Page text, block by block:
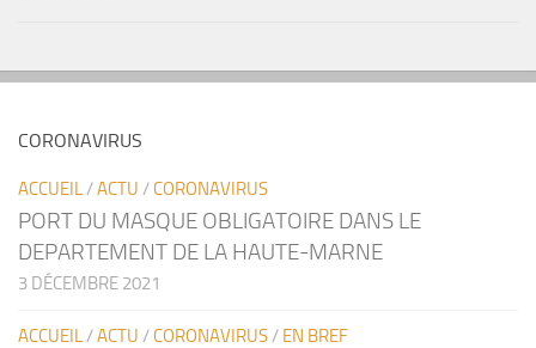
CORONAVIRUS
ACCUEIL/ACTU / CORONAVIRUS
PORT DU MASQUE OBLIGATOIRE DANS LE
DEPARTEMENT DE LA HAUTE-MARNE
3 DÉCEMBRE 2021
ACCUEIL/ACTU / CORONAVIRUS/ EN BREF